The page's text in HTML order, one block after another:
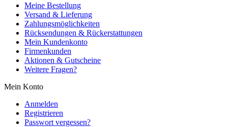
Meine Bestellung
Versand & Lieferung
Zahlungsmöglichkeiten
Rücksendungen & Rückerstattungen
Mein Kundenkonto
Firmenkunden
Aktionen & Gutscheine
Weitere Fragen?
Mein Konto
Anmelden
Registrieren
Passwort vergessen?